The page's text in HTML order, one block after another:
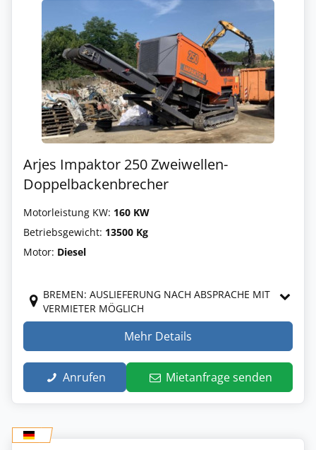
Arjes Impaktor 250 Zweiwellen-
Doppelbackenbrecher
Motorleistung KW: 160 KW
Betriebsgewicht: 13500 Kg
Motor: Diesel
BREMEN: AUSLIEFERUNG NACH ABSPRACHE MIT
VERMIETER MÖGLICH
Mehr Details
Anrufen Mietanfrage senden